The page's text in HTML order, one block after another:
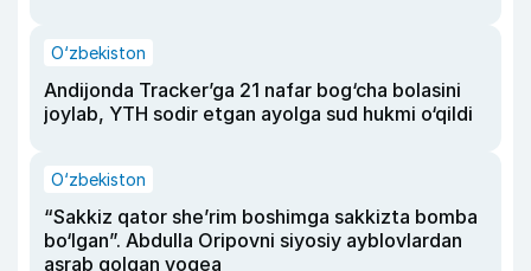
O‘zbekiston
Andijonda Tracker’ga 21 nafar bog‘cha bolasini
joylab, YTH sodir etgan ayolga sud hukmi o‘qildi
O‘zbekiston
“Sakkiz qator she’rim boshimga sakkizta bomba
bo‘lgan”. Abdulla Oripovni siyosiy ayblovlardan
asrab qolgan voqea